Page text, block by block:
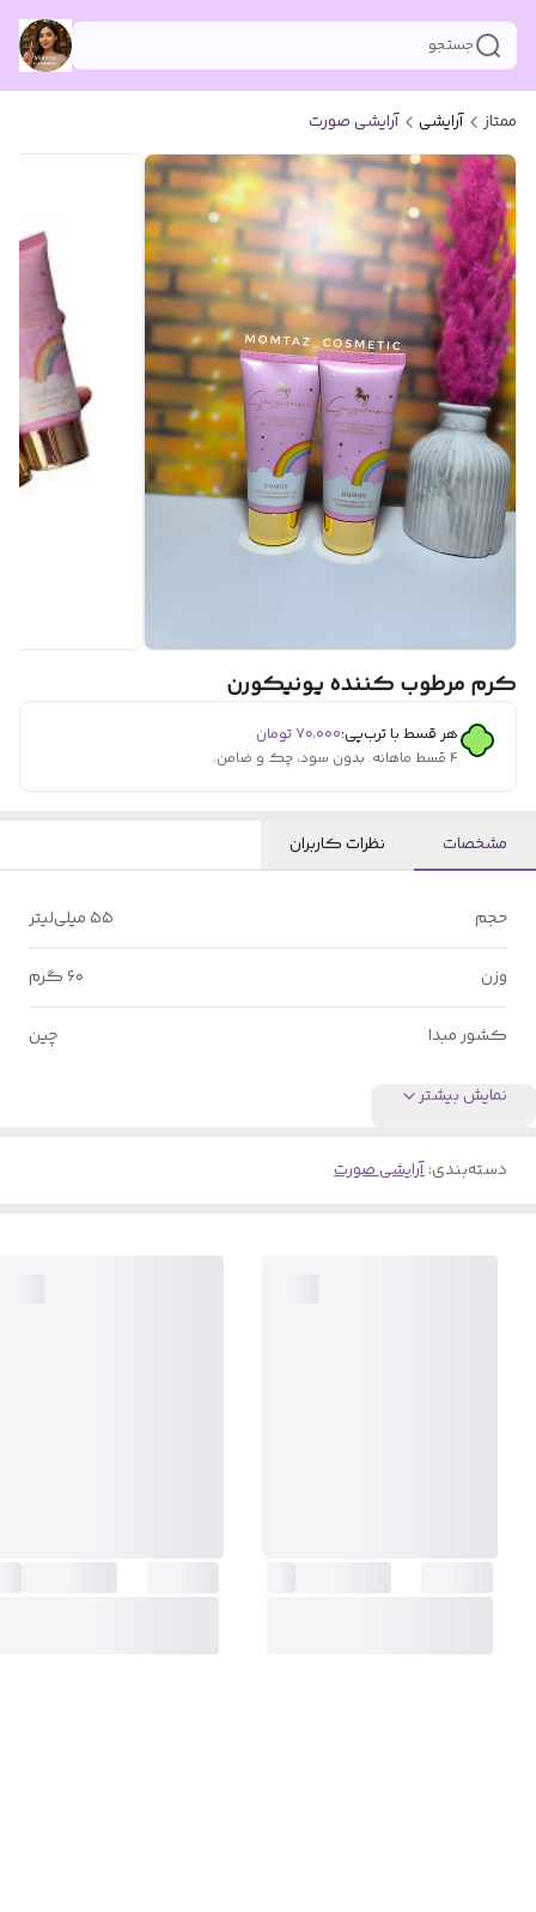
جستجو
ممتاز آرایشی آرایشی صورت
کرم مرطوب کننده یونیکورن
هر قسط با ترب‌پی:۷۰٬۰۰۰تومان
۴ قسط ماهانه. بدون سود، چک و ضامن.
مشخصات نظرات کاربران
حجم ۵۵ میلی‌لیتر
وزن ۶۰ گرم
کشور مبدا چین
نمایش بیشتر
دسته‌بندی:آرایشی صورت